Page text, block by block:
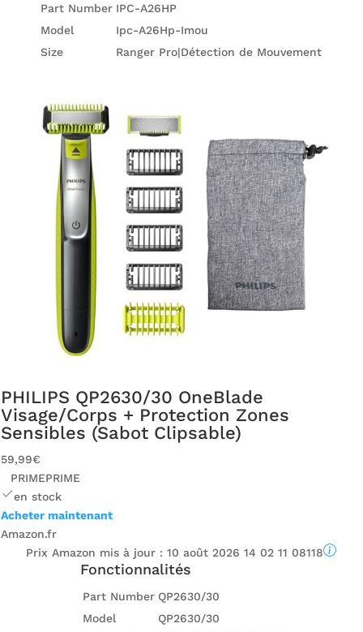
Part Number IPC-A26HP
Model
Ipc-A26Hp-Imou
Size
Ranger Pro|Détection de Mouvement
PHILIPS QP2630/30 OneBlade
Visage/Corps + Protection Zones
Sensibles (Sabot Clipsable)
59,99€
PRIMEPRIME
en stock
Acheter maintenant
Amazon.fr
Prix ​​Amazon mis à jour :10 août 2026 14 02 11 08118
Fonctionnalités
Part Number QP2630/30
Model
QP2630/30